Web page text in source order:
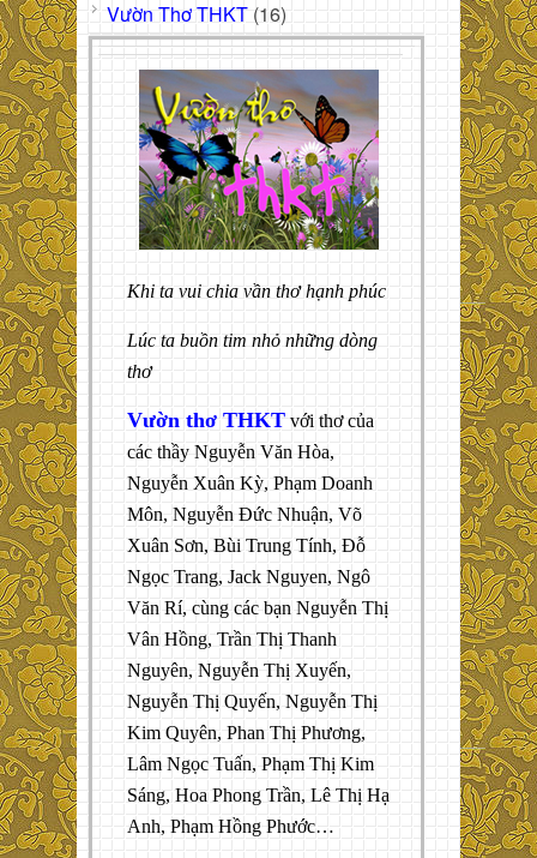
Vườn Thơ THKT (16)
Khi ta vui chia vần thơ hạnh phúc
Lúc ta buồn tim nhỏ những dòng
thơ
Vườn thơ THKT với thơ của
các thầy Nguyễn Văn Hòa,
Nguyễn Xuân Kỳ, Phạm Doanh
Môn, Nguyễn Đức Nhuận, Võ
Xuân Sơn, Bùi Trung Tính, Đỗ
Ngọc Trang, Jack Nguyen, Ngô
Văn Rí, cùng các bạn Nguyễn Thị
Vân Hồng, Trần Thị Thanh
Nguyên, Nguyễn Thị Xuyến,
Nguyễn Thị Quyến, Nguyễn Thị
Kim Quyên, Phan Thị Phương,
Lâm Ngọc Tuấn, Phạm Thị Kim
Sáng, Hoa Phong Trần, Lê Thị Hạ
Anh, Phạm Hồng Phước…